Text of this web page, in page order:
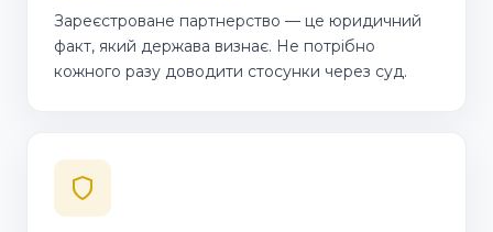
Зареєстроване партнерство — це юридичний
факт, який держава визнає. Не потрібно
кожного разу доводити стосунки через суд.